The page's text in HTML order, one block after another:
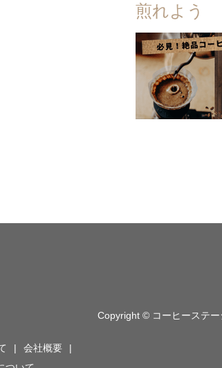
煎れよう
会社概要
Copyright © コーヒーステ